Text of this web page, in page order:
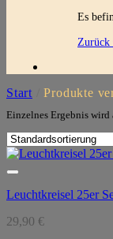
Es
Zurück
Start Produkte
Einzelnes Ergebnis wird
Leuchtkreisel 25er
29,90 €